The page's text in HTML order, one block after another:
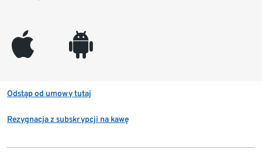
appleinc android
Odstąp od umowy tutaj
Rezygnacja z subskrypcji na kawę